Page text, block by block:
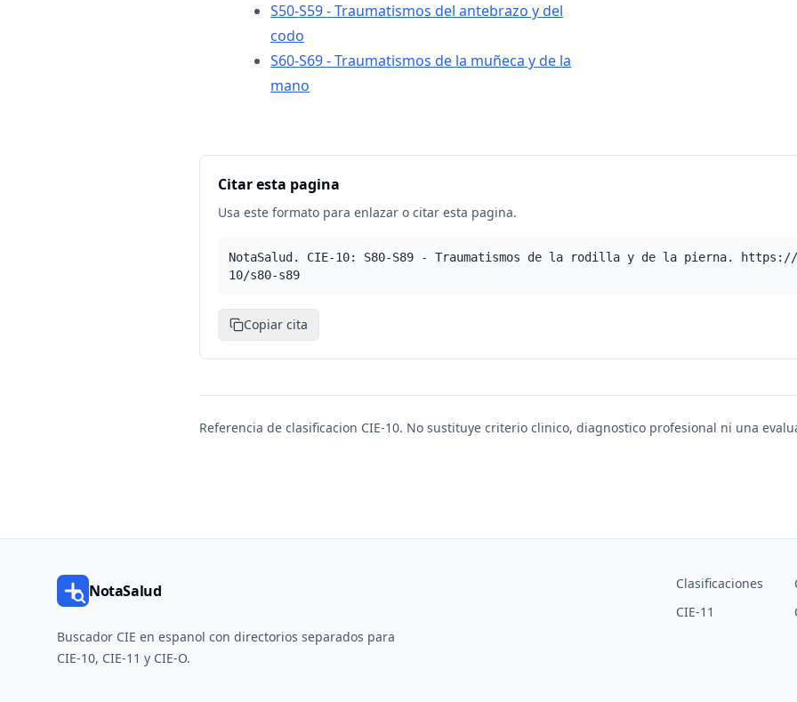
S50-S59 - Traumatismos del antebrazo y del
codo
S60-S69 - Traumatismos de la muñeca y de la
mano
Citar esta pagina
Usa este formato para enlazar o citar esta pagina.
NotaSalud. CIE-10: S80-S89 - Traumatismos de la rodilla y de la pierna. https://
10/s80-s89
Copiar cita
Referencia de clasificacion CIE-10. No sustituye criterio clinico, diagnostico profesional ni una
NotaSalud
Buscador CIE en espanol con directorios separados para
CIE-10, CIE-11 y CIE-O.
Clasificaciones
CIE-11